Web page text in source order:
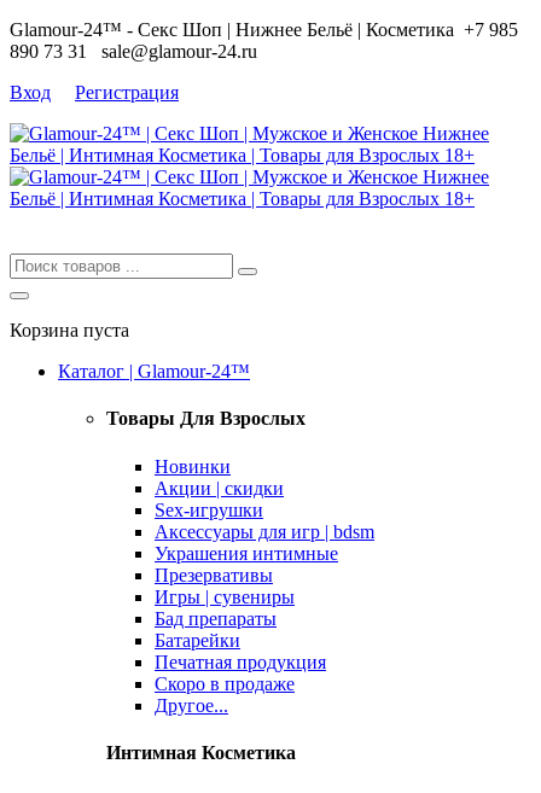
Glamour-24™ - Секс Шоп | Нижнее Бельё | Косметика +7 985
890 73 31 sale@glamour-24.ru
Вход
Регистрация
Корзина пуста
Каталог | Glamour-24™
Товары Для Взрослых
Новинки
Акции | скидки
Sex-игрушки
Аксессуары для игр | bdsm
Украшения интимные
Презервативы
Игры | сувениры
Бад препараты
Батарейки
Печатная продукция
Скоро в продаже
Другое...
Интимная Косметика